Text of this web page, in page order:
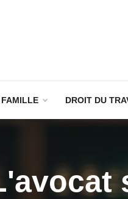
DROIT DU